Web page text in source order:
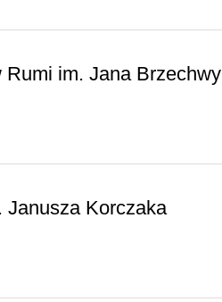
Rumi im. Jana Brzechwy
Janusza Korczaka